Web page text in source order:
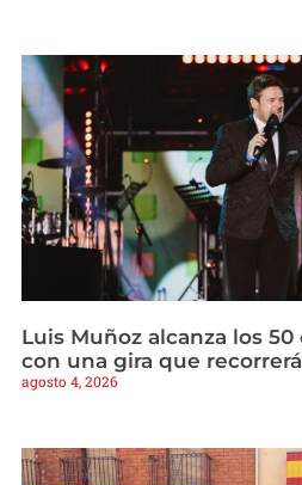
Luis Muñoz alcanza los
con una gira que
agosto 4, 2026